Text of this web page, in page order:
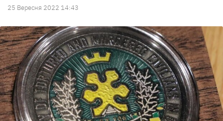
25 Вересня 2022 14:43